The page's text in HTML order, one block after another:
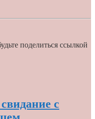
поделиться ссылкой
с